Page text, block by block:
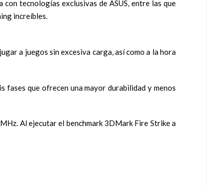
tecnologías exclusivas de ASUS, entre las que
increíbles.
a juegos sin excesiva carga, así como a la hora
fases que ofrecen una mayor durabilidad y menos
Al ejecutar el benchmark 3DMark Fire Strike a